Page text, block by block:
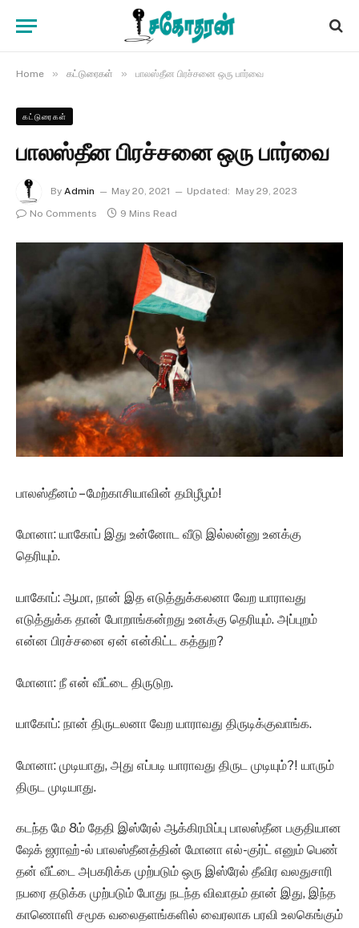
Home » கட்டுரைகள் » பாலஸ்தீன பிரச்சனை ஒரு பார்வை
கட்டுரைகள்
பாலஸ்தீன பிரச்சனை ஒரு பார்வை
By Admin May 20, 2021 Updated:
May 29, 2023
No Comments
9 Mins Read
பாலஸ்தீனம் – மேற்காசியாவின் தமிழீழம்!
மோனா: யாகோப் இது உன்னோட வீடு இல்லன்னு உனக்கு
தெரியும்.
யாகோப்: ஆமா, நான் இத எடுத்துக்கலனா வேற யாராவது
எடுத்துக்க தான் போறாங்கன்றது உனக்கு தெரியும். அப்புறம்
என்ன பிரச்சனை ஏன் என்கிட்ட கத்துற?
மோனா: நீ என் வீட்டை திருடுற.
யாகோப்: நான் திருடலனா வேற யாராவது திருடிக்குவாங்க.
மோனா: முடியாது, அது எப்படி யாராவது திருட முடியும்?! யாரும்
திருட முடியாது.
கடந்த மே 8ம் தேதி இஸ்ரேல் ஆக்கிரமிப்பு பாலஸ்தீன பகுதியான
ஷேக் ஜராஹ்-ல் பாலஸ்தீனத்தின் மோனா எல்-குர்ட் எனும் பெண்
தன் வீட்டை அபகரிக்க முற்படும் ஒரு இஸ்ரேல் தீவிர வலதுசாரி
நபரை தடுக்க முற்படும் போது நடந்த விவாதம் தான் இது, இந்த
காணொளி சமூக வலைதளங்களில் வைரலாக பரவி உலகெங்கும்